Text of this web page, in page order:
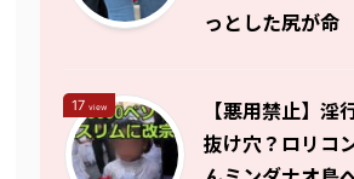
っとした尻が命
17 view
【悪用禁止】淫
抜け穴？ロリコ